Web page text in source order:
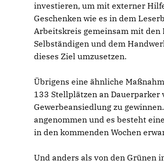
investieren, um mit externer
Geschenken wie es in dem
Arbeitskreis gemeinsam mit den
Selbständigen und dem
dieses Ziel umzusetzen.
Übrigens eine ähnliche
133 Stellplätzen an Dauerparker
Gewerbeansiedlung zu
angenommen und es besteht
in den kommenden Wochen
Und anders als von den Grünen